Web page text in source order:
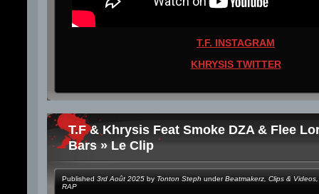
T.F. INSTAGRAM
KHRYSIS TWITTER
T.F & Khrysis Feat Smoke DZA & Flee
Bars » Le Clip
Published 3rd Août 2025 by Tonton Steph underBeatmakerz Clips & Videos
RAP